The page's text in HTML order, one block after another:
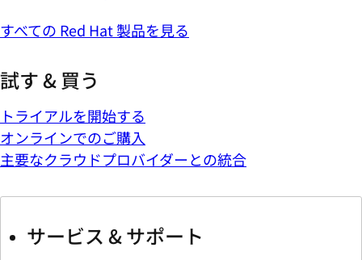
すべての Red Hat 製品を見る
試す & 買う
トライアルを開始する
オンラインでのご購入
主要なクラウドプロバイダーとの統合
サービス & サポート